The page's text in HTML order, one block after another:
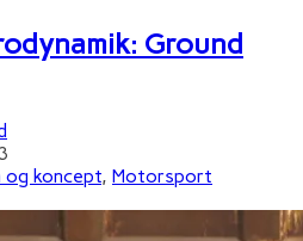
Ground
og koncept, Motorsport